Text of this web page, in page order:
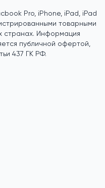
Pro, iPhone, iPad, iPad
товарными
странах. Информация
публичной офертой,
437 ГК РФ.